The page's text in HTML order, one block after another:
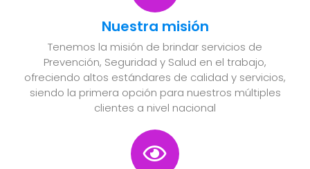
Nuestra misión
Tenemos la misión de brindar servicios de
Prevención, Seguridad y Salud en el trabajo,
ofreciendo altos estándares de calidad y servicios,
siendo la primera opción para nuestros múltiples
clientes a nivel nacional